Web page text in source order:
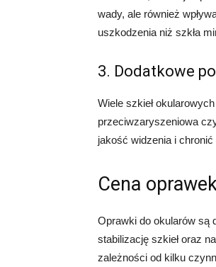
wady, ale również
uszkodzenia niż szkła
3. Dodatkowe
Wiele szkieł
przeciwzaryszeniowa
jakość widzenia i chronić
Cena
Oprawki do okularów są
stabilizację szkieł oraz
zależności od kilku